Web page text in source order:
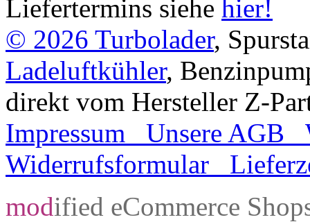
Liefertermins siehe hier!
© 2026 Turbolader,
Ladeluftkühler,
direkt vom Hersteller Z-
Impressum
Unsere AGB
Widerrufsformular
modified eCommerce